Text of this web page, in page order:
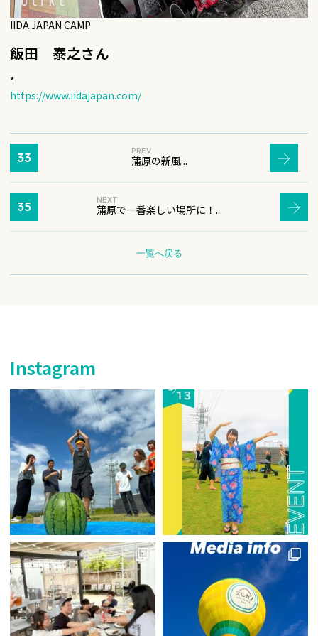
IIDA JAPAN CAMP
飯田 泰之さん
*
https://www.iidajapan.com/
33 PREV
蒲原の新風...
一覧へ戻る
35 NEXT
蒲原で一番楽しい場所に！...
Instagram